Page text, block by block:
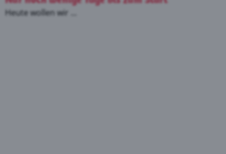
Heute wollen wir ...